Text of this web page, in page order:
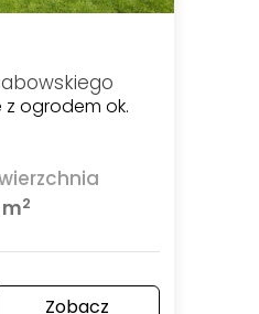
ogrodem ok.
m2
Zobacz